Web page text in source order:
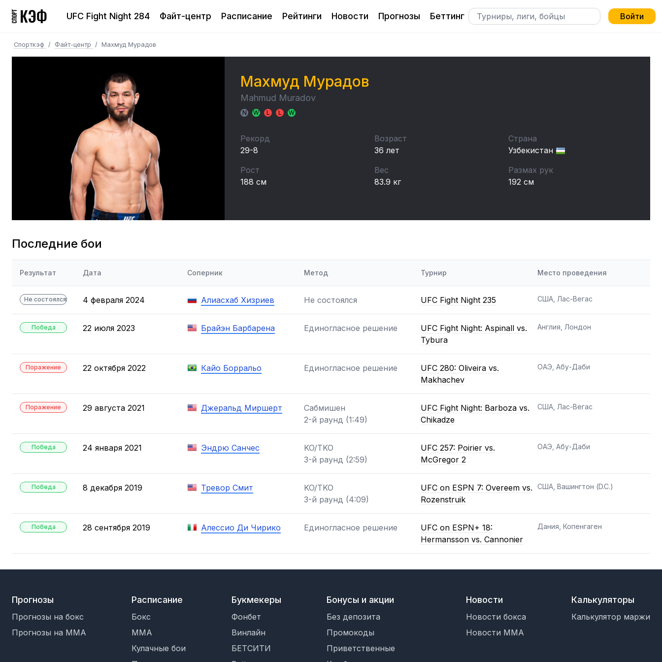
UFC Fight Night 284 Файт-центр Расписание Рейтинги Новости Прогнозы Беттинг Войти
Спорткэф / Файт-центр / Махмуд Мурадов
Махмуд Мурадов
Mahmud Muradov
N W L L W
Рекорд
29-8
Возраст
36 лет
Страна
Узбекистан
Рост
188 см
Вес
83.9 кг
Размах рук
192 см
Последние бои
Результат Дата Соперник Метод Турнир Место проведения
Не состоялся 4 февраля 2024 Алиасхаб Хизриев Не состоялся UFC Fight Night 235 США, Лас-Вегас
Победа 22 июля 2023 Брайэн Барбарена Единогласное решение
UFC Fight Night: Aspinall vs.
Tybura
Англия, Лондон
Поражение 22 октября 2022 Кайо Борральо Единогласное решение
UFC 280: Oliveira vs.
Makhachev
ОАЭ, Абу-Даби
Поражение 29 августа 2021 Джеральд Миршерт
Сабмишен
2-й раунд (1:49)
UFC Fight Night: Barboza vs.
Chikadze
США, Лас-Вегас
Победа 24 января 2021 Эндрю Санчес
KO/TKO
3-й раунд (2:59)
UFC 257: Poirier vs.
McGregor 2
ОАЭ, Абу-Даби
Победа 8 декабря 2019 Тревор Смит
KO/TKO
3-й раунд (4:09)
UFC on ESPN 7: Overeem vs.
Rozenstruik
США, Вашингтон (D.C.)
Победа 28 сентября 2019 Алессио Ди Чирико Единогласное решение
UFC on ESPN+ 18:
Hermansson vs. Cannonier
Дания, Копенгаген
Прогнозы
Прогнозы на бокс
Прогнозы на MMA
Расписание
Бокс
MMA
Кулачные бои
Букмекеры
Фонбет
Винлайн
БЕТСИТИ
Бонусы и акции
Без депозита
Промокоды
Приветственные
Новости
Новости бокса
Новости MMA
Калькуляторы
Калькулятор маржи